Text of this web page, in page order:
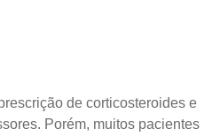
de corticosteroides e
Porém, muitos pacientes